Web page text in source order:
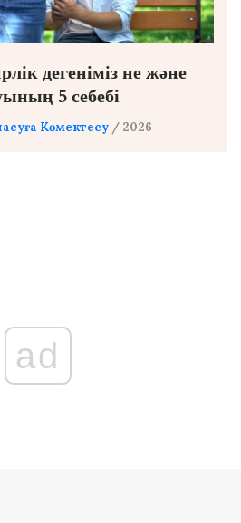
дегеніміз не және
5 себебі
Көмектесу / 2026
ad